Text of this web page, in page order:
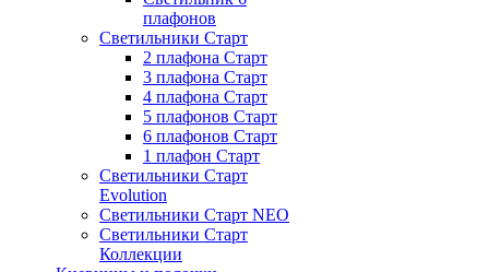
плафонов
Светильники Старт
2 плафона Старт
3 плафона Старт
4 плафона Старт
5 плафонов Старт
6 плафонов Старт
1 плафон Старт
Светильники Старт
Evolution
Светильники Старт NEO
Светильники Старт
Коллекции